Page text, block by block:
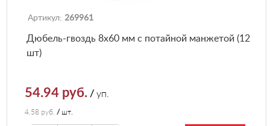
Артикул: 269961
Дюбель-гвоздь 8х60 мм с потайной манжетой (12
шт)
54.94 руб. /уп.
4.58 руб. / шт.